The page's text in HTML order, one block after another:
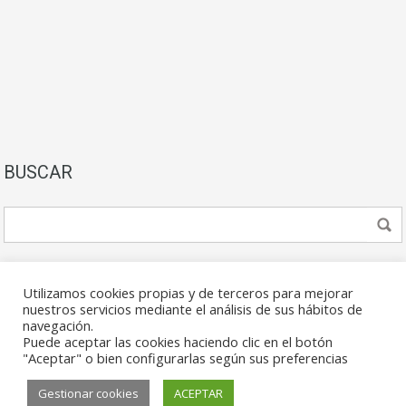
BUSCAR
© 2026. Todos los derechos reservados.
Utilizamos cookies propias y de terceros para mejorar
nuestros servicios mediante el análisis de sus hábitos de
navegación.
Puede aceptar las cookies haciendo clic en el botón
"Aceptar" o bien configurarlas según sus preferencias
Gestionar cookies ACEPTAR